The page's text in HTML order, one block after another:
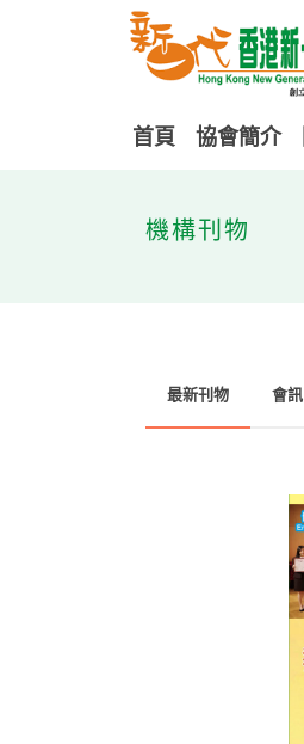
首頁 協會簡介
機構刊物
最新刊物 會訊